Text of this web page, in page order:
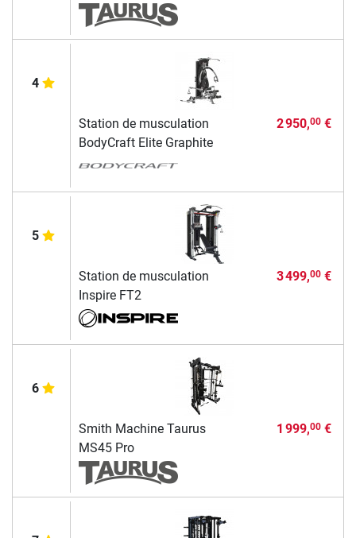
4
Station de musculation
BodyCraft Elite Graphite
2 950,00€
5
Station de musculation
Inspire FT2
3 499,00€
6
Smith Machine Taurus
MS45 Pro
1 999,00€